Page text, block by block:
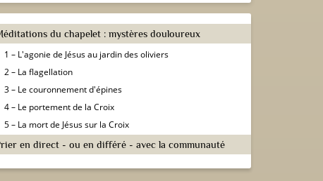
du chapelet : mystères douloureux
1 – L'agonie de Jésus au jardin des oliviers
2 – La flagellation
3 – Le couronnement d'épines
4 – Le portement de la Croix
5 – La mort de Jésus sur la Croix
en direct - ou en différé - avec la communauté